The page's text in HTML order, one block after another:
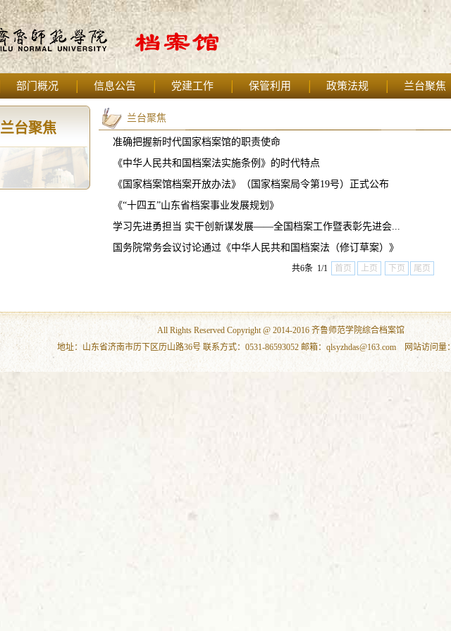
部门概况 信息公告 党建工作 保管利用 政策法规 兰台聚焦
兰台聚焦
兰台聚焦
准确把握新时代国家档案馆的职责使命
《中华人民共和国档案法实施条例》的时代特点
《国家档案馆档案开放办法》（国家档案局令第19号）正式公布
《“十四五”山东省档案事业发展规划》
学习先进勇担当 实干创新谋发展——全国档案工作暨表彰先进会...
国务院常务会议讨论通过《中华人民共和国档案法（修订草案）》
共6条 1/1 首页 上页 下页 尾页
All Rights Reserved Copyright @ 2014-2016 齐鲁师范学院综合档案馆
地址：山东省济南市历下区历山路36号 联系方式：0531-86593052 邮箱：qlsyzhdas@163.com 网站访问量：